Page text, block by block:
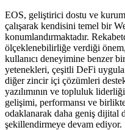
EOS, geliştirici dostu ve
çalışarak kendisini temel bir
konumlandırmaktadır.
ölçeklenebilirliğe verdiği
kullanıcı deneyimine benzer
yetenekleri, çeşitli DeFi
diğer zincir içi çözümleri
yazılımının ve topluluk
gelişimi, performansı ve
odaklanarak daha geniş dijital
şekillendirmeye devam ediyor.